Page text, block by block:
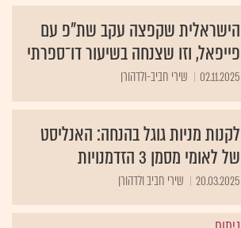
הישראלית שקפצה עקב שת"פ עם
פייפאל, וזו שצנחה בשיעור דו־ספרתי
02.11.2025 שירי חביב-ולדהורן
לקנות מניות גוגל בהנחה: האנליסט
של לאומי מסמן 3 הזדמנויות
20.03.2025 שירי חביב ולדהורן